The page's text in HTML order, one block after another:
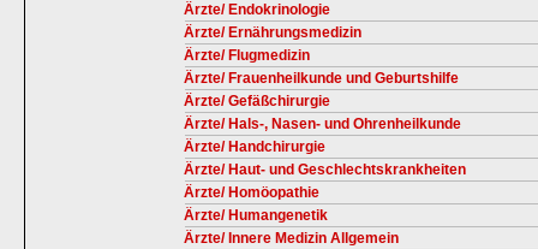
Ärzte/ Endokrinologie
Ärzte/ Ernährungsmedizin
Ärzte/ Flugmedizin
Ärzte/ Frauenheilkunde und Geburtshilfe
Ärzte/ Gefäßchirurgie
Ärzte/ Hals-, Nasen- und Ohrenheilkunde
Ärzte/ Handchirurgie
Ärzte/ Haut- und Geschlechtskrankheiten
Ärzte/ Homöopathie
Ärzte/ Humangenetik
Ärzte/ Innere Medizin Allgemein